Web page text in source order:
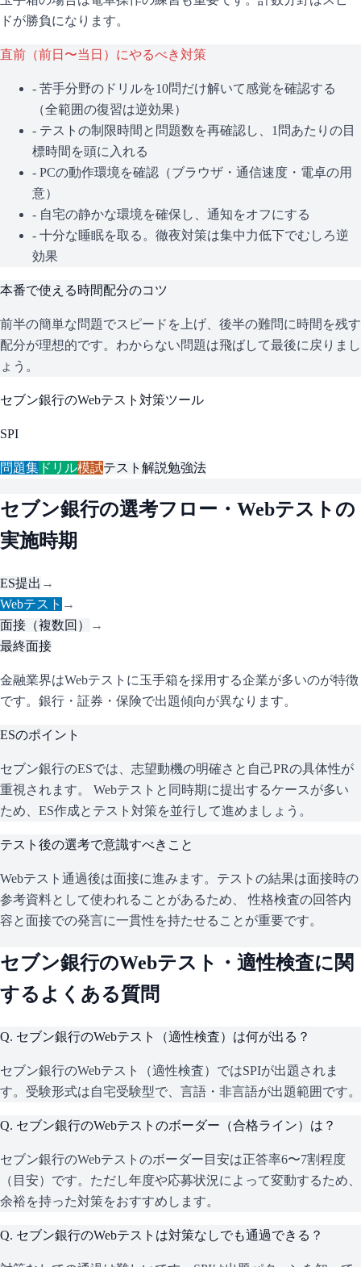
ドが勝負になります。
直前（前日〜当日）にやるべき対策
- 苦手分野のドリルを10問だけ解いて感覚を確認する
（全範囲の復習は逆効果）
- テストの制限時間と問題数を再確認し、1問あたりの目
標時間を頭に入れる
- PCの動作環境を確認（ブラウザ・通信速度・電卓の用
意）
- 自宅の静かな環境を確保し、通知をオフにする
- 十分な睡眠を取る。徹夜対策は集中力低下でむしろ逆
効果
本番で使える時間配分のコツ
前半の簡単な問題でスピードを上げ、後半の難問に時間を残す
配分が理想的です。わからない問題は飛ばして最後に戻りまし
ょう。
セブン銀行のWebテスト対策ツール
SPI
問題集 ドリル模試テスト解説勉強法
セブン銀行の選考フロー・Webテストの
実施時期
ES提出 →
Webテスト →
面接（複数回）
→
最終面接
金融業界はWebテストに玉手箱を採用する企業が多いのが特徴
です。銀行・証券・保険で出題傾向が異なります。
ESのポイント
セブン銀行のESでは、志望動機の明確さと自己PRの具体性が
重視されます。 Webテストと同時期に提出するケースが多い
ため、ES作成とテスト対策を並行して進めましょう。
テスト後の選考で意識すべきこと
Webテスト通過後は面接に進みます。テストの結果は面接時の
参考資料として使われることがあるため、 性格検査の回答内
容と面接での発言に一貫性を持たせることが重要です。
セブン銀行のWebテスト・適性検査に関
するよくある質問
Q. セブン銀行のWebテスト（適性検査）は何が出る？
セブン銀行のWebテスト（適性検査）ではSPIが出題されま
す。受験形式は自宅受験型で、言語・非言語が出題範囲です。
Q. セブン銀行のWebテストのボーダー（合格ライン）は？
セブン銀行のWebテストのボーダー目安は正答率6〜7割程度
（目安）です。ただし年度や応募状況によって変動するため、
余裕を持った対策をおすすめします。
Q. セブン銀行のWebテストは対策なしでも通過できる？